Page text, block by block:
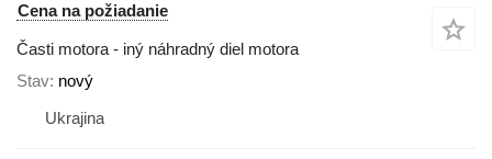
Cena na požiadanie
Časti motora - iný náhradný diel motora
Stav nový
Ukrajina